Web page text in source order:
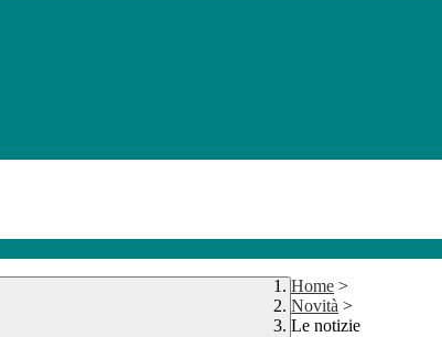
Home >
Novità >
Le notizie